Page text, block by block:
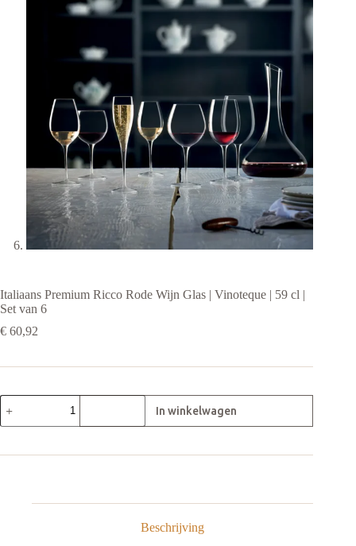
Italiaans Premium Ricco Rode Wijn Glas | Vinoteque | 59 cl |
Set van 6
€ 60,92
Italiaans
Premium
Ricco
Wijn
Beschrijving